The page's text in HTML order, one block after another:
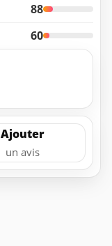
88
60
Ajouter
un avis